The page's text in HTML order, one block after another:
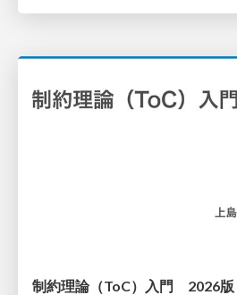
制約理論（ToC）入門 2026版